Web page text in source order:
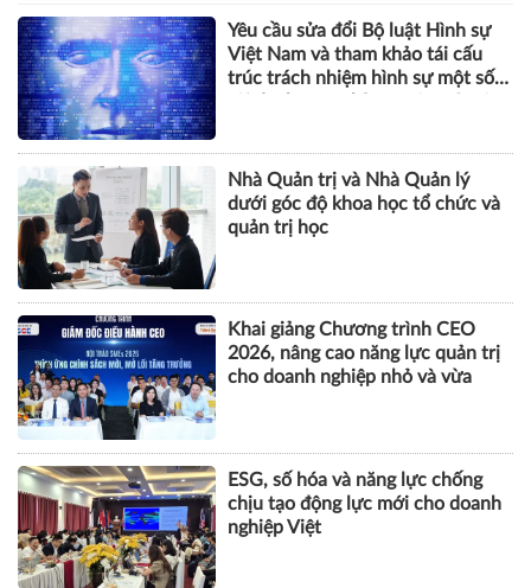
Yêu cầu sửa đổi Bộ luật Hình sự
Việt Nam và tham khảo tái cấu
trúc trách nhiệm hình sự một số
Nhà Quản trị và Nhà Quản lý
dưới góc độ khoa học tổ chức và
quản trị học
Khai giảng Chương trình CEO
2026, nâng cao năng lực quản trị
cho doanh nghiệp nhỏ và vừa
ESG, số hóa và năng lực chống
chịu tạo động lực mới cho doanh
nghiệp Việt